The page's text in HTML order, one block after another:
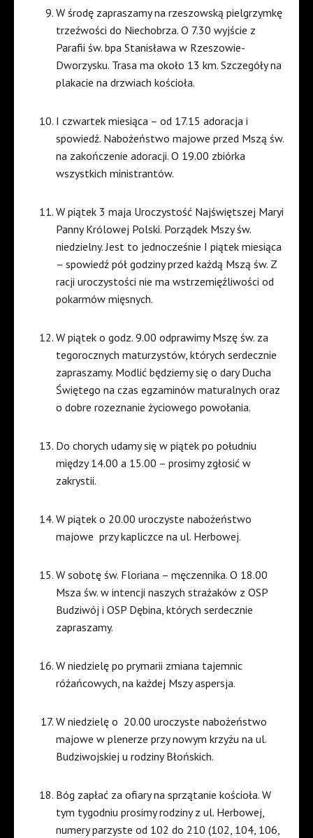
W środę zapraszamy na rzeszowską pielgrzymkę
trzeźwości do Niechobrza. O 7.30 wyjście z
Parafii św. bpa Stanisława w Rzeszowie-
Dworzysku. Trasa ma około 13 km. Szczegóły na
plakacie na drzwiach kościoła.
I czwartek miesiąca – od 17.15 adoracja i
spowiedź. Nabożeństwo majowe przed Mszą św.
na zakończenie adoracji. O 19.00 zbiórka
wszystkich ministrantów.
W piątek 3 maja Uroczystość Najświętszej Maryi
Panny Królowej Polski. Porządek Mszy św.
niedzielny. Jest to jednocześnie I piątek miesiąca
– spowiedź pół godziny przed każdą Mszą św. Z
racji uroczystości nie ma wstrzemięźliwości od
pokarmów mięsnych.
W piątek o godz. 9.00 odprawimy Mszę św. za
tegorocznych maturzystów, których serdecznie
zapraszamy. Modlić będziemy się o dary Ducha
Świętego na czas egzaminów maturalnych oraz
o dobre rozeznanie życiowego powołania.
Do chorych udamy się w piątek po południu
między 14.00 a 15.00 – prosimy zgłosić w
zakrystii.
W piątek o 20.00 uroczyste nabożeństwo
majowe przy kapliczce na ul. Herbowej.
W sobotę św. Floriana – męczennika. O 18.00
Msza św. w intencji naszych strażaków z OSP
Budziwój i OSP Dębina, których serdecznie
zapraszamy.
W niedzielę po prymarii zmiana tajemnic
różańcowych, na każdej Mszy aspersja.
W niedzielę o 20.00 uroczyste nabożeństwo
majowe w plenerze przy nowym krzyżu na ul.
Budziwojskiej u rodziny Błońskich.
Bóg zapłać za ofiary na sprzątanie kościoła. W
tym tygodniu prosimy rodziny z ul. Herbowej,
numery parzyste od 102 do 210 (102, 104, 106,